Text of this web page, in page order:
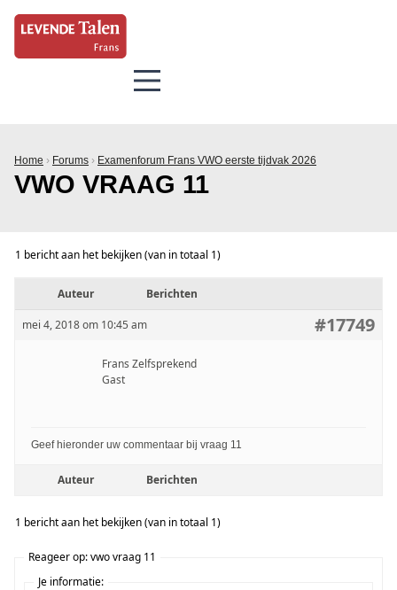
Home › Forums › Examenforum Frans VWO eerste tijdvak 2026
VWO VRAAG 11
1 bericht aan het bekijken (van in totaal 1)
Auteur Berichten
mei 4, 2018 om 10:45 am #17749
Frans Zelfsprekend
Gast
Geef hieronder uw commentaar bij vraag 11
Auteur Berichten
1 bericht aan het bekijken (van in totaal 1)
Reageer op: vwo vraag 11
Je informatie: